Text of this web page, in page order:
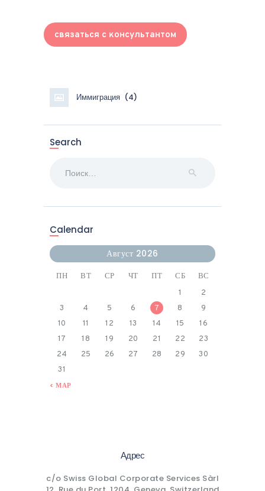
связаться с консультантом
Иммиграция (4)
Search
Calendar
Август 2026
ПН ВТ СР ЧТ ПТ СБ ВС
« МАР
1
2
3
4 5 6 7 8
9
10
11 12 13 14 15
16
17
18 19 20 21 22
23
24
25 26 27 28 29
30
31
Адрес
c/o Swiss Global Corporate Services Sàrl